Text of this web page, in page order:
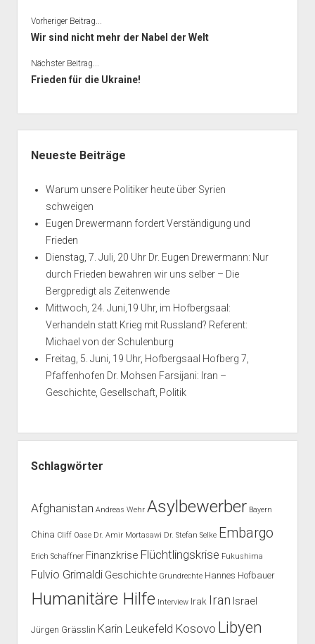
Vorheriger Beitrag...
Wir sind nicht mehr der Nabel der Welt
Nächster Beitrag...
Frieden für die Ukraine!
Neueste Beiträge
Warum unsere Politiker heute über Syrien
schweigen
Eugen Drewermann fordert Verständigung und
Frieden
Dienstag, 7. Juli, 20 Uhr Dr. Eugen Drewermann: Nur
durch Frieden bewahren wir uns selber – Die
Bergpredigt als Zeitenwende
Mittwoch, 24. Juni,19 Uhr, im Hofbergsaal:
Verhandeln statt Krieg mit Russland? Referent:
Michael von der Schulenburg
Freitag, 5. Juni, 19 Uhr, Hofbergsaal Hofberg 7,
Pfaffenhofen Dr. Mohsen Farsijani: Iran –
Geschichte, Gesellschaft, Politik
Schlagwörter
Afghanistan Andreas Wehr Asylbewerber Bayern
China Cliff Oase Dr. Amir Mortasawi Dr. Stefan Selke Embargo
Erich Schaffner Finanzkrise Flüchtlingskrise Fukushima
Fulvio Grimaldi Geschichte Grundrechte Hannes Hofbauer
Humanitäre Hilfe Interview Irak Iran Israel
Jürgen Grässlin Karin Leukefeld Kosovo Libyen